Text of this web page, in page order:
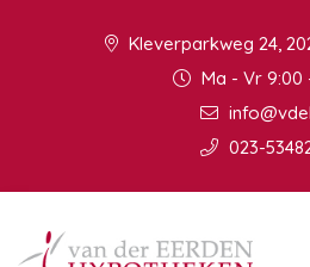
Kleverparkweg 24,
Ma - Vr 9:00
023-